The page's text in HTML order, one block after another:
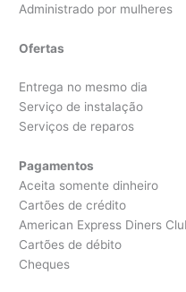
Administrado por mulheres
Ofertas
Entrega no mesmo dia
Serviço de instalação
Serviços de reparos
Pagamentos
Aceita somente dinheiro
Cartões de crédito
American Express Diners
Cartões de débito
Cheques